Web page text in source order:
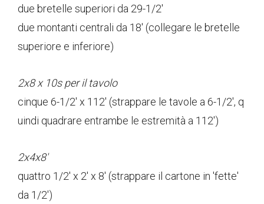
due bretelle superiori da 29-1/2'
due montanti centrali da 18' (collegare le bretelle
superiore e inferiore)
2x8 x 10s per il tavolo
cinque 6-1/2' x 112' (strappare le tavole a 6-1/2', q
uindi quadrare entrambe le estremità a 112')
2x4x8'
quattro 1/2' x 2' x 8' (strappare il cartone in 'fette'
da 1/2')